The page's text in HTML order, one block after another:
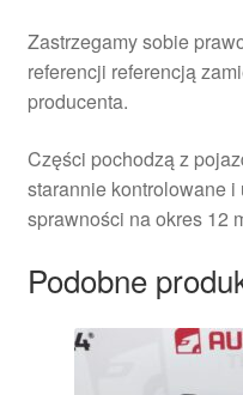
Zastrzegamy sobie
referencji referencją
producenta.
Części pochodzą z
starannie kontrolowane
sprawności na okres 12
Podobne